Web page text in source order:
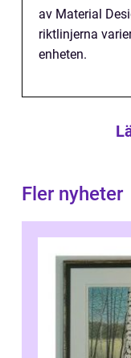
av Material
riktlinjerna
enheten.
Fler nyheter